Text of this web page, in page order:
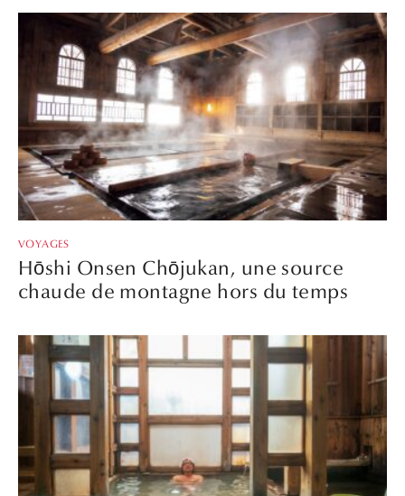
VOYAGES
Hōshi Onsen Chōjukan, une source
chaude de montagne hors du temps